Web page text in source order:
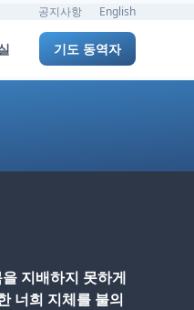
공지사항 English
기도 동역자
지배하지 못하게
너희 지체를 불의